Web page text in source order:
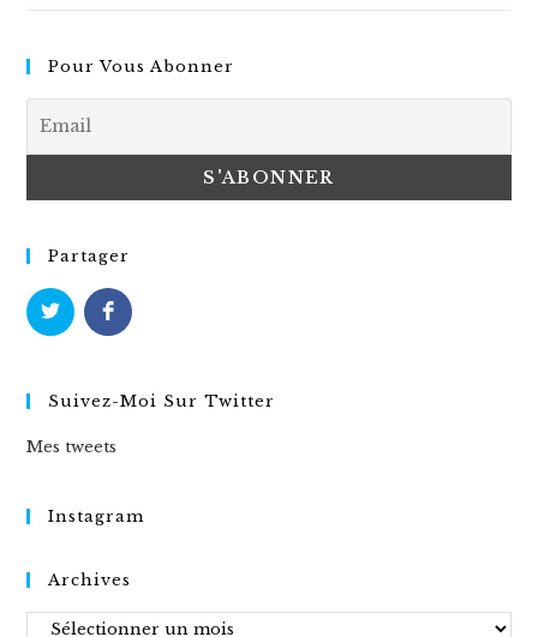
Pour Vous Abonner
Partager
Suivez-Moi Sur Twitter
Mes tweets
Instagram
Archives
Archives